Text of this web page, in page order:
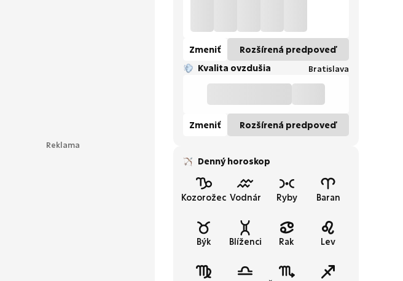
Zmeniť
Rozšírená predpoveď
Kvalita ovzdušia
Bratislava
Zmeniť Rozšírená predpoveď
Denný horoskop
Kozorožec Vodnár Ryby Baran
Býk Blíženci Rak Lev